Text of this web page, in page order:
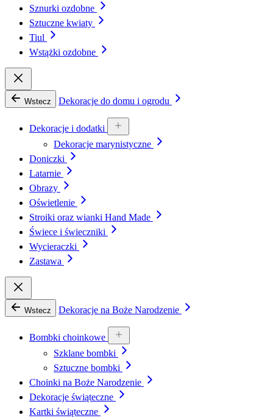
Sznurki ozdobne
Sztuczne kwiaty
Tiul
Wstążki ozdobne
Wstecz Dekoracje do domu i ogrodu
Dekoracje i dodatki
Dekoracje marynistyczne
Doniczki
Latarnie
Obrazy
Oświetlenie
Stroiki oraz wianki Hand Made
Świece i świeczniki
Wycieraczki
Zastawa
Wstecz Dekoracje na Boże Narodzenie
Bombki choinkowe
Szklane bombki
Sztuczne bombki
Choinki na Boże Narodzenie
Dekoracje świąteczne
Kartki świąteczne